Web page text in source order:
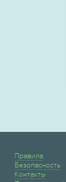
Правила
Безопасность
Контакты